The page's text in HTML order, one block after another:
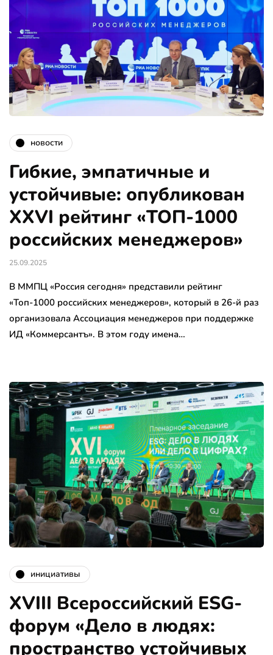
новости
Гибкие, эмпатичные и
устойчивые: опубликован
XXVI рейтинг «ТОП-1000
российских менеджеров»
25.09.2025
В ММПЦ «Россия сегодня» представили рейтинг
«Топ-1000 российских менеджеров», который в 26-й раз
организовала Ассоциация менеджеров при поддержке
ИД «Коммерсантъ». В этом году имена…
инициативы
XVIII Всероссийский ESG-
форум «Дело в людях:
пространство устойчивых